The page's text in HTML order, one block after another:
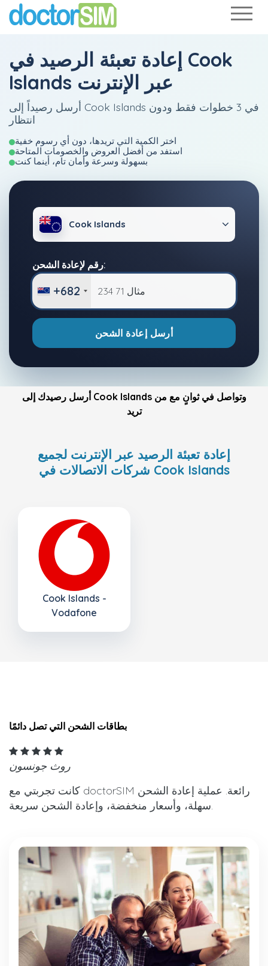
إعادة تعبئة الرصيد في Cook
Islands عبر الإنترنت
أرسل رصيداً إلى Cook Islands في 3 خطوات فقط ودون
انتظار
اختر الكمية التي تريدها، دون أي رسوم خفية
استفد من أفضل العروض والخصومات المتاحة
بسهولة وسرعة وأمان تام، أينما كنت
Cook Islands
رقم لإعادة الشحن:
+682
أرسل إعادة الشحن
أرسل رصيدك إلى Cook Islands وتواصل في ثوانٍ مع من
تريد
إعادة تعبئة الرصيد عبر الإنترنت لجميع
شركات الاتصالات في Cook Islands
Cook Islands -
Vodafone
بطاقات الشحن التي تصل دائمًا
روث جونسون
كانت تجربتي مع doctorSIM رائعة. عملية إعادة الشحن
سهلة، وأسعار منخفضة، وإعادة الشحن سريعة.